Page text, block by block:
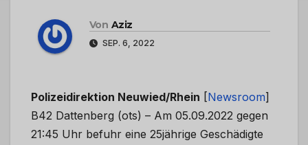
Von Aziz
SEP. 6, 2022
Polizeidirektion Neuwied/Rhein [Newsroom]
B42 Dattenberg (ots) – Am 05.09.2022 gegen
21:45 Uhr befuhr eine 25jährige Geschädigte